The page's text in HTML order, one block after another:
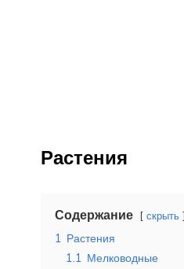
Растения
Содержание скрыть
1 Растения
1.1 Мелководные